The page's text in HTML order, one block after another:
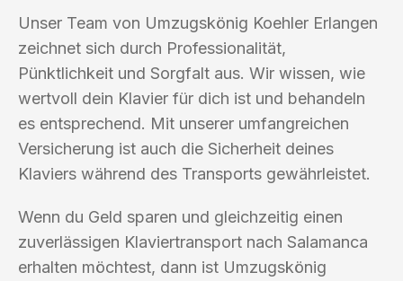
Unser Team von Umzugskönig Koehler Erlangen
zeichnet sich durch Professionalität,
Pünktlichkeit und Sorgfalt aus. Wir wissen, wie
wertvoll dein Klavier für dich ist und behandeln
es entsprechend. Mit unserer umfangreichen
Versicherung ist auch die Sicherheit deines
Klaviers während des Transports gewährleistet.
Wenn du Geld sparen und gleichzeitig einen
zuverlässigen Klaviertransport nach Salamanca
erhalten möchtest, dann ist Umzugskönig